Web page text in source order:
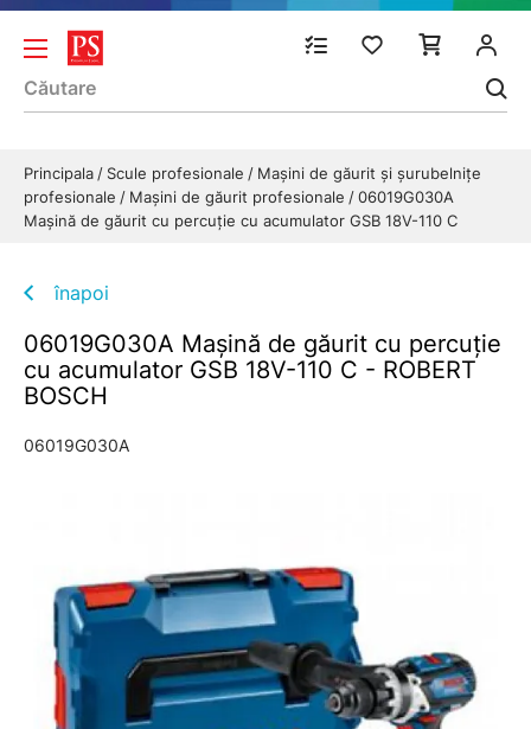
Principala Scule profesionale
Mașini de găurit și șurubelnițe
profesionale
Maşini de găurit profesionale
06019G030A
Maşină de găurit cu percuţie cu acumulator GSB 18V-110 C
înapoi
06019G030A Maşină de găurit cu percuţie
cu acumulator GSB 18V-110 C - ROBERT
BOSCH
06019G030A